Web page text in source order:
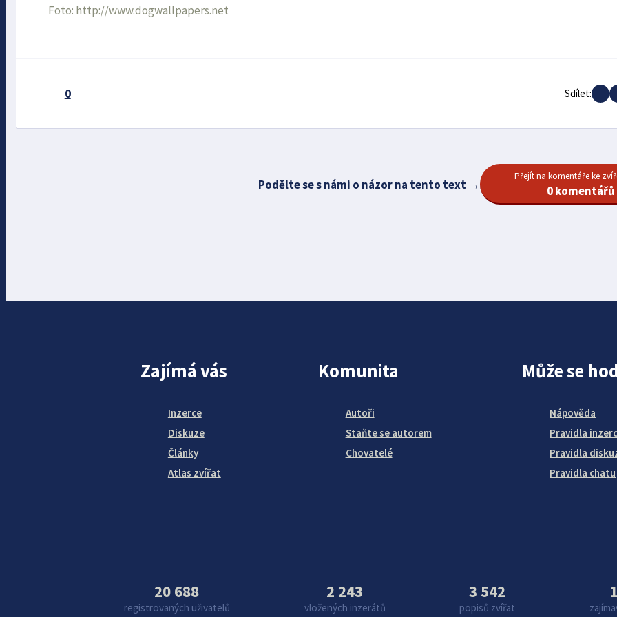
Foto: http://www.dogwallpapers.net
0 Sdílet:
Podělte se s námi o názor na tento text →
Přejít na komentáře ke
0 komentářů
Zajímá vás
Inzerce
Diskuze
Články
Atlas zvířat
Komunita
Autoři
Staňte se autorem
Chovatelé
Může se
Nápověda
Pravidla
Pravidla
Pravidla chatu
20 688
registrovaných uživatelů
2 243
vložených inzerátů
3 542
popisů zvířat